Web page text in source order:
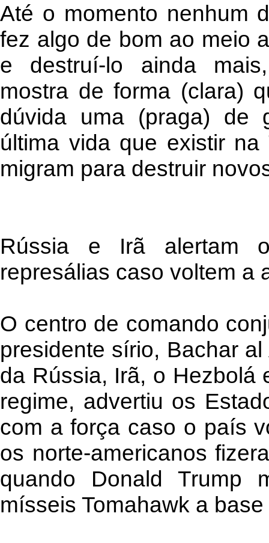
Até o momento nenhum
fez algo de bom ao meio
e destruí-lo ainda
mostra de forma (clara)
dúvida uma (praga) de
última vida que existir
migram para destruir
Rússia e Irã alertam
represálias caso voltem a
O centro de comando
presidente sírio, Bachar
da Rússia, Irã, o Hezbolá
regime, advertiu os
com a força caso o país
os norte-americanos
quando Donald Trump
mísseis Tomahawk a